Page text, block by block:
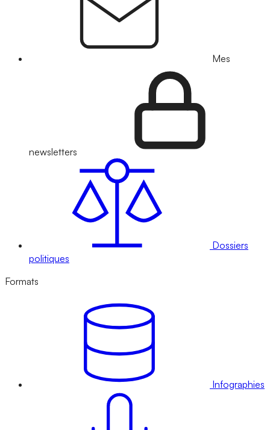
Mes
newsletters
Dossiers
politiques
Formats
Infographies